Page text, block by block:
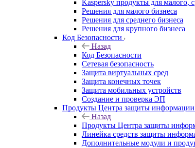
Kaspersky продукты для малого,
Решения для малого бизнеса
Решения для среднего бизнеса
Решения для крупного бизнеса
Код Безопасности
Назад
Код Безопасности
Сетевая безопасность
Защита виртуальных сред
Защита конечных точек
Защита мобильных устройств
Создание и проверка ЭП
Продукты Центра защиты
Назад
Продукты Центра защиты
Линейка средств защиты
Дополнительные модули и